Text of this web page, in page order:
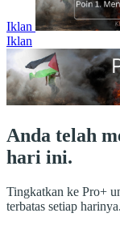
Iklan
Iklan
Anda telah
hari ini.
Tingkatkan ke Pro+
terbatas setiap harinya.